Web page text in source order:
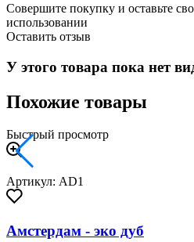
Совершите покупку и оставьте
использовании
Оставить отзыв
У этого товара пока нет
Похожие товары
Быстрый просмотр
Артикул: AD1
Амстердам - эко дуб